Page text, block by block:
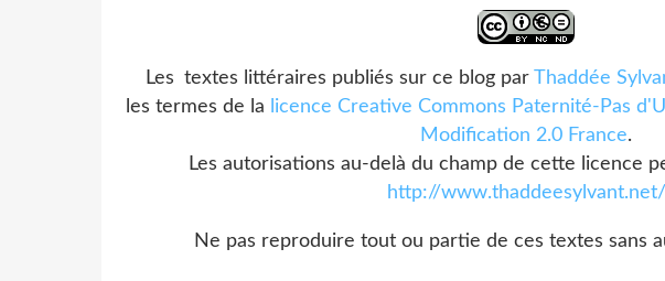
Les textes littéraires publiés sur ce blog par Thaddée
les termes de la
licence Creative Commons Paternité-Pas
Modification 2.0 France.
Les autorisations au-delà du champ de cette licence
http://www.thaddeesylvant.net/
Ne pas reproduire tout ou partie de ces textes sans